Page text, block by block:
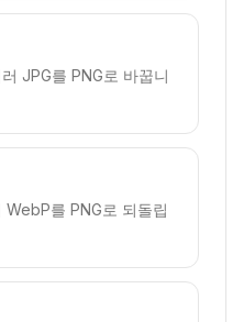
JPG를 PNG로 바꿉니
를 PNG로 되돌립